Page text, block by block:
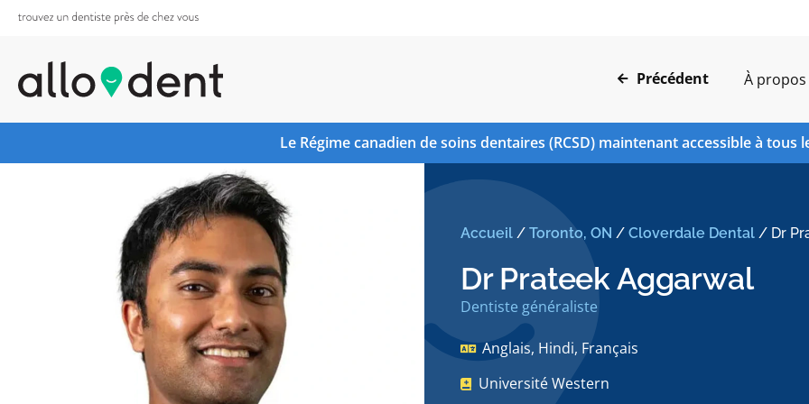
Précédent À propos
Le Régime canadien de soins dentaires (RCSD) maintenant accessible à tous
Accueil/ Toronto, ON / Cloverdale Dental/ Dr
Dr Prateek Aggarwal
Dentiste généraliste
Anglais, Hindi, Français
Université Western